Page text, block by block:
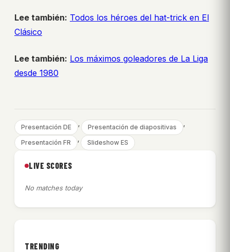
Lee también: Todos los héroes del hat-trick en El
Clásico
Lee también: Los máximos goleadores de La Liga
desde 1980
Presentación DE , Presentación de diapositivas ,
Presentación FR , Slideshow ES
LIVE SCORES
No matches today
TRENDING